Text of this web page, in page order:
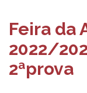
Feira da
2022/
2ªprova